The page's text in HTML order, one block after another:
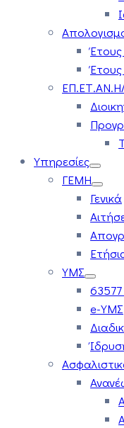
Υπηρεσίες
ΓΕΜΗ
Γενικά
ΥΜΣ
e-ΥΜΣ